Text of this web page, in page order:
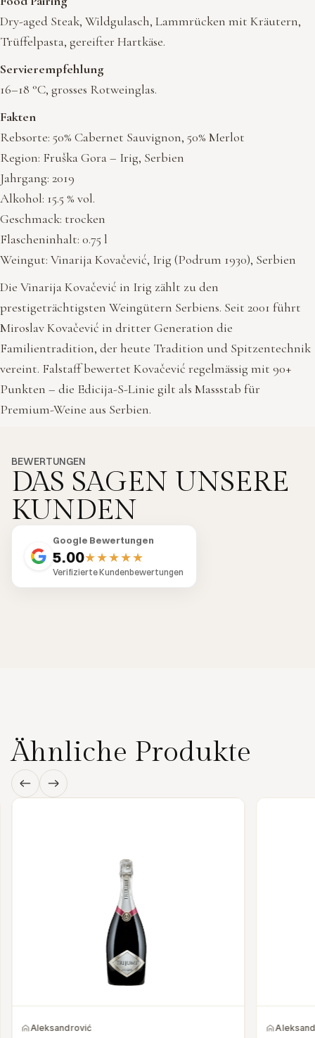
Dry-aged Steak, Wildgulasch, Lammrücken mit Kräutern,
Trüffelpasta, gereifter Hartkäse.
Servierempfehlung
16–18 °C, grosses Rotweinglas.
Fakten
Rebsorte: 50% Cabernet Sauvignon, 50% Merlot
Region: Fruška Gora – Irig, Serbien
Jahrgang: 2019
Alkohol: 15.5 % vol.
Geschmack: trocken
Flascheninhalt: 0.75 l
Weingut: Vinarija Kovačević, Irig (Podrum 1930), Serbien
Die Vinarija Kovačević in Irig zählt zu den
prestigeträchtigsten Weingütern Serbiens. Seit 2001 führt
Miroslav Kovačević in dritter Generation die
Familientradition, der heute Tradition und Spitzentechnik
vereint. Falstaff bewertet Kovačević regelmässig mit 90+
Punkten – die Edicija-S-Linie gilt als Massstab für
Premium-Weine aus Serbien.
BEWERTUNGEN
DAS SAGEN UNSERE
KUNDEN
Google Bewertungen
5.00★★★★★
Verifizierte Kundenbewertungen
Ähnliche Produkte
Aleksandrović